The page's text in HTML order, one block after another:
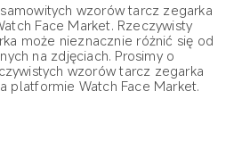
wzorów tarcz zegarka
Face Market. Rzeczywisty
może nieznacznie różnić się od
na zdjęciach. Prosimy o
wzorów tarcz zegarka
platformie Watch Face Market.